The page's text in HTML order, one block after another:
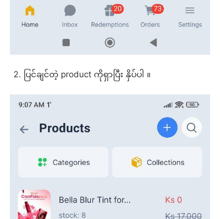
ပြင်ချင်တဲ့ product ကိုရှာပြီး နှိပ်ပါ ။